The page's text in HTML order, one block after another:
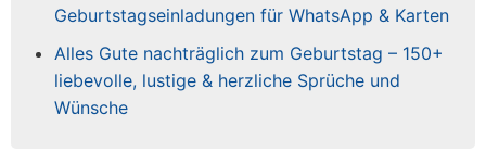
Geburtstagseinladungen für WhatsApp & Karten
Alles Gute nachträglich zum Geburtstag – 150+
liebevolle, lustige & herzliche Sprüche und
Wünsche